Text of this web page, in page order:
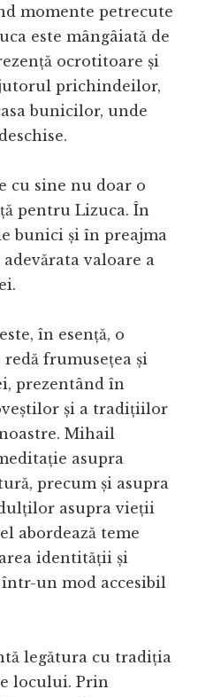
momente petrecute
este mângâiată de
ocrotitoare și
prichindeilor,
bunicilor, unde
cu sine nu doar o
pentru Lizuca. În
bunici și în preajma
valoare a
în esență, o
frumusețea și
prezentând în
și a tradițiilor
Mihail
asupra
precum și asupra
asupra vieții
abordează teme
identității și
un mod accesibil
legătura cu tradiția
locului. Prin